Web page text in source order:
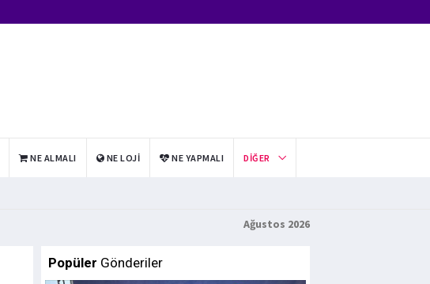
NE ALMALI NE LOJI NE YAPMALI DIĞER
Ağustos 2026
Popüler Gönderiler